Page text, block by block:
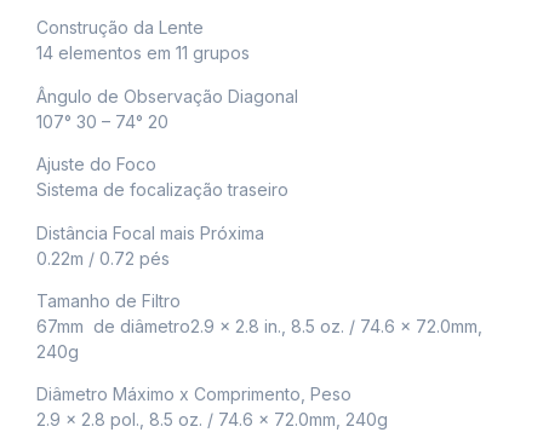
Construção da Lente
14 elementos em 11 grupos
Ângulo de Observação Diagonal
107° 30 – 74° 20
Ajuste do Foco
Sistema de focalização traseiro
Distância Focal mais Próxima
0.22m / 0.72 pés
Tamanho de Filtro
67mm de diâmetro2.9 x 2.8 in., 8.5 oz. / 74.6 x 72.0mm,
240g
Diâmetro Máximo x Comprimento, Peso
2.9 x 2.8 pol., 8.5 oz. / 74.6 x 72.0mm, 240g